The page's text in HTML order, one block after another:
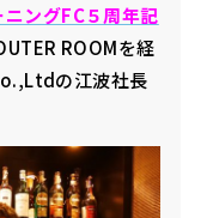
ングFC５周年記
ROOMを経
の江波社長